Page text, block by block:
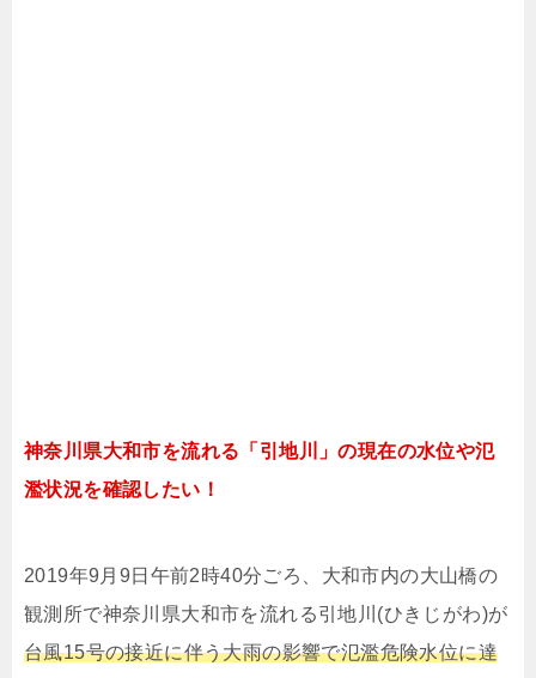
神奈川県大和市を流れる「引地川」の現在の水位や氾
濫状況を確認したい！
2019年9月9日午前2時40分ごろ、大和市内の大山橋の
観測所で神奈川県大和市を流れる引地川(ひきじがわ)が
台風15号の接近に伴う大雨の影響で氾濫危険水位に達